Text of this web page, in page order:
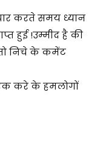
करते समय ध्यान
हुई !उम्मीद है की
निचे के कमेंट
करे के हमलोगों